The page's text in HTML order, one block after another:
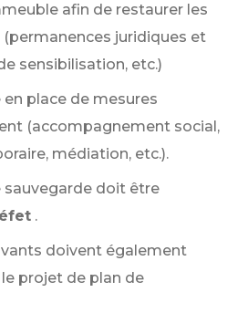
afin de restaurer les
juridiques et
sensibilisation, etc.)
place de mesures
(accompagnement social,
médiation, etc.).
sauvegarde doit être
.
doivent également
le projet de plan de